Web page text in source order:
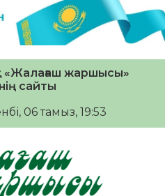
«Жалағаш жаршысы»
сайты
06 тамыз, 19:53